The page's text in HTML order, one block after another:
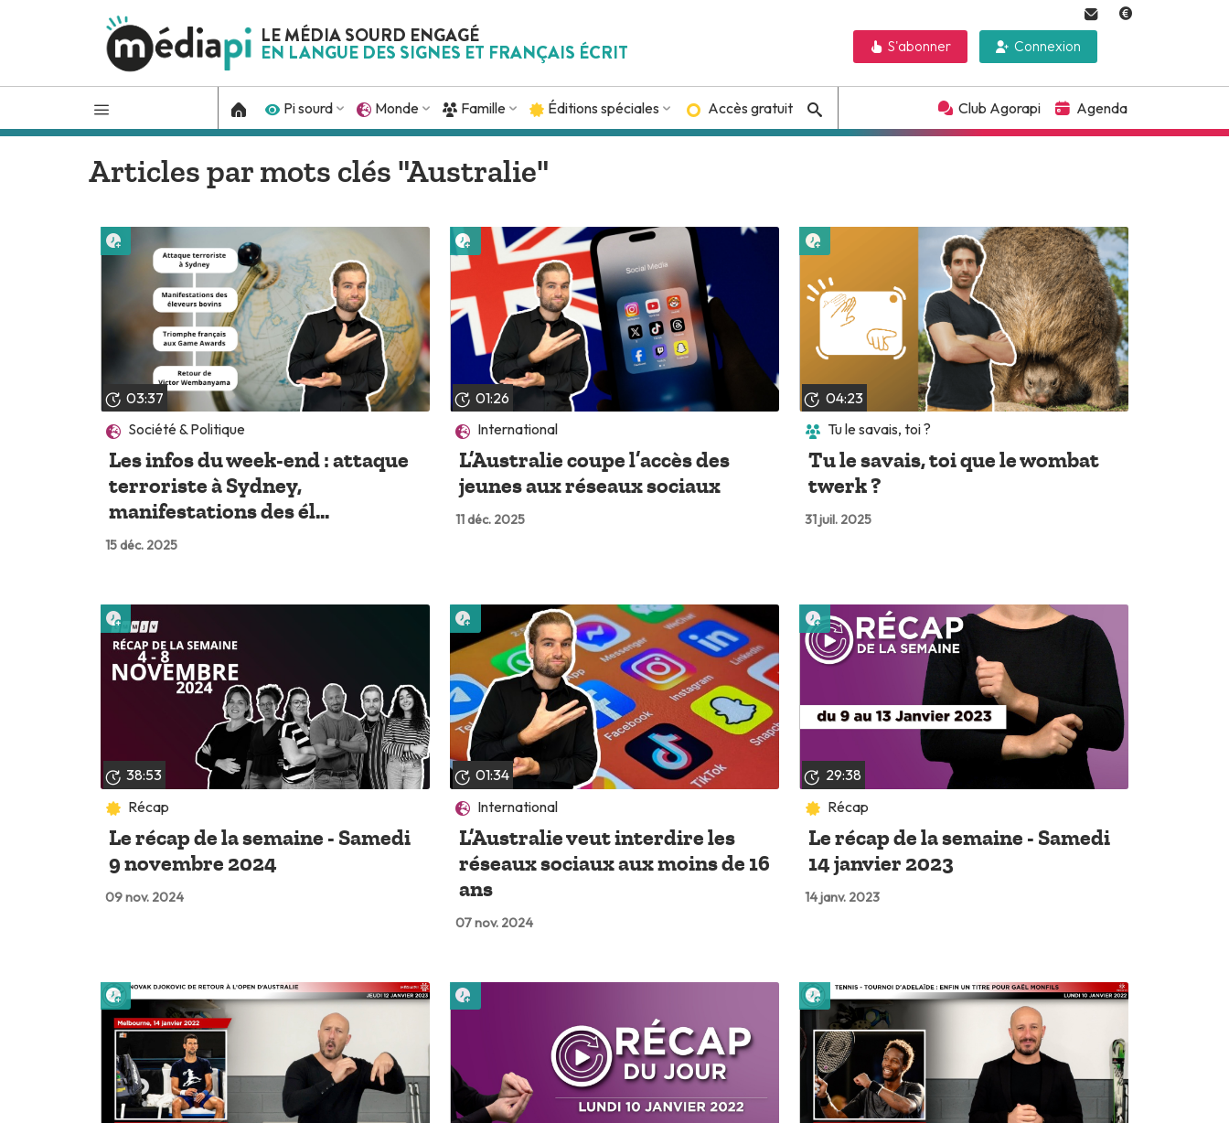
LE MÉDIA SOURD ENGAGÉ
EN LANGUE DES SIGNES ET FRANÇAIS ÉCRIT Connexion
S'abonner
Pi sourd Monde Famille Éditions spéciales Accès gratuit Club Agorapi Agenda
Articles par mots clés "Australie"
03:37
Société & Politique
Les infos du week-end : attaque
terroriste à Sydney,
manifestations des él...
15 déc. 2025
01:26
International
L’Australie coupe l’accès des
jeunes aux réseaux sociaux
11 déc. 2025
Lire plus tard
04:23
Tu le savais, toi ?
Tu le savais, toi que le wombat
twerk ?
31 juil. 2025
38:53
Récap
Le récap de la semaine - Samedi
9 novembre 2024
09 nov. 2024
01:34
International
L’Australie veut interdire les
réseaux sociaux aux moins de 16
ans
07 nov. 2024
Lire plus tard
29:38
Récap
Le récap de la semaine - Samedi
14 janvier 2023
14 janv. 2023
Lire plus tard
Lire plus tard Lire plus tard